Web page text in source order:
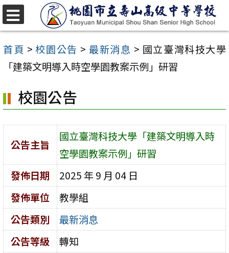
跳
至
主
容
區
首頁 >校園公告 >最新消息 > 國立臺灣科技大學
「建築文明導入時空學園教案示例」研習
校園公告
公告主旨
國立臺灣科技大學「建築文明導入時
空學園教案示例」研習
發佈日期
2025 年 9 月 04 日
發佈單位
教學組
公告類別
最新消息
公告等級
轉知
選
單